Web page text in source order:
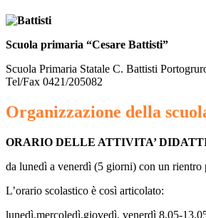
Scuola primaria “Cesare Battisti”
Scuola Primaria Statale C. Battisti
Tel/Fax 0421/205082
Organizzazione della
ORARIO DELLE ATTIVITA’
da lunedì a venerdì (5 giorni) con un rientro
L’orario scolastico è così articolato:
lunedì,mercoledì,giovedì, venerdì 8,05-